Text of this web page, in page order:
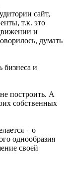
сайт,
т.к. это
и
думать
бизнеса и
построить. А
собственных
– о
однообразия
своей